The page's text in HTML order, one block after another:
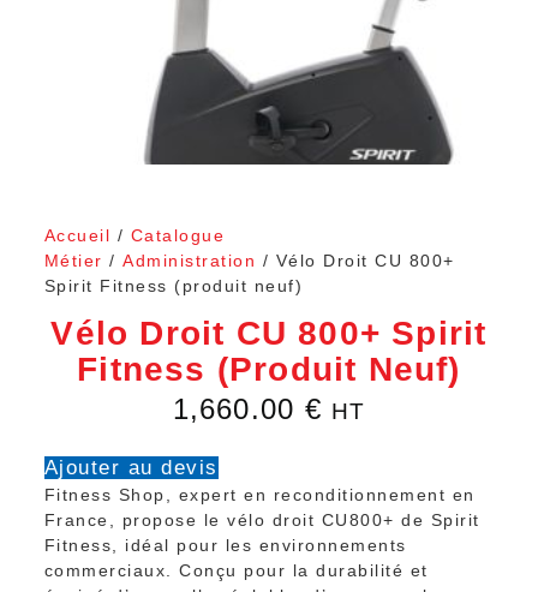
Accueil / Catalogue
Métier /Administration / Vélo Droit CU 800+
Spirit Fitness (produit neuf)
Vélo Droit CU 800+ Spirit
Fitness (produit Neuf)
1,660.00 € HT
Ajouter au devis
Fitness Shop, expert en reconditionnement en
France, propose le vélo droit CU800+ de Spirit
Fitness, idéal pour les environnements
commerciaux. Conçu pour la durabilité et